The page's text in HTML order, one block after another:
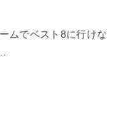
ムでベスト8に行けな